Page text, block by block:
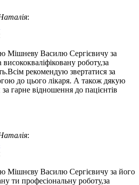
:
Мішневу Василю Сергієвичу за
роботу,за
рекомендую звертатися за
до цього лікаря. А також дякую
гарне відношення до пацієнтів
:
Мішнєву Василю Сергієвичу за його
ти професіональну роботу,за